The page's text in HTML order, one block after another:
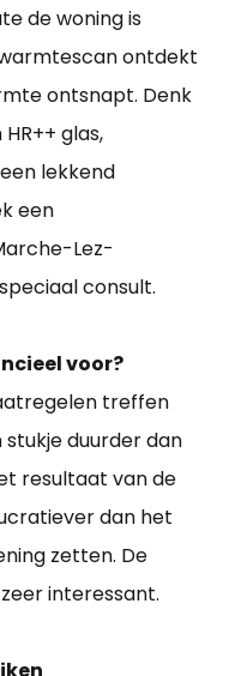
de woning is
ontdekt
ontsnapt. Denk
glas,
lekkend
een
Lez-
consult.
voor?
treffen
duurder dan
resultaat van de
dan het
zetten. De
interessant.